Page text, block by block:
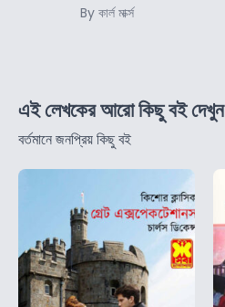
By কার্ল মার্ক্স
এই লেখকের আরো কিছু বই দেখুন
বর্তমানে জনপ্রিয় কিছু বই